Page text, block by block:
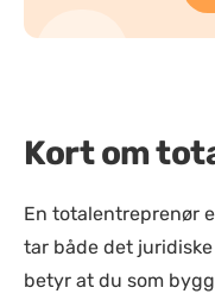
Kort om
En totalentreprenør
tar både det
betyr at du som